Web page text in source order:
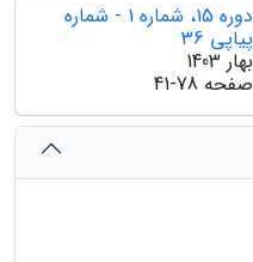
دوره 15، شماره 1 - شماره
پیاپی 36
بهار 1403
صفحه 41-78